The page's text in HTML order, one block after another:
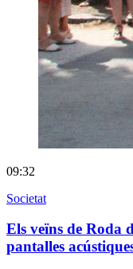
09:32
Societat
Els veïns de Roda
pantalles